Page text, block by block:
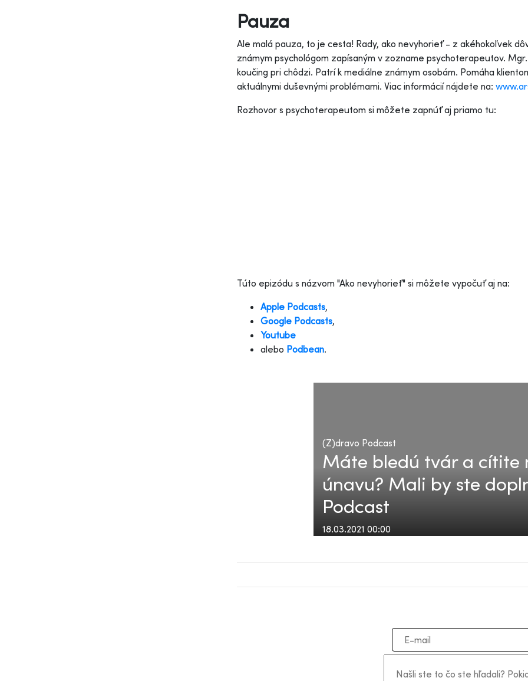
Pauza
Ale malá pauza, to je cesta! Rady, ako nevyhorieť - z akéhokoľvek
známym psychológom zapísaným v zozname psychoterapeutov.
koučing pri chôdzi. Patrí k mediálne známym osobám. Pomáha
aktuálnymi duševnými problémami. Viac informácií nájdete na:
Rozhovor s psychoterapeutom si môžete zapnúť aj priamo tu:
Túto epizódu s názvom "Ako nevyhorieť" si môžete vypočuť aj na:
Apple Podcasts,
Google Podcasts,
Youtube
alebo Podbean.
(Z)dravo Podcast
Máte bledú tvár a cítite
únavu? Mali by ste
Podcast
18.03.2021 00:00